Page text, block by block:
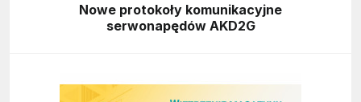
Nowe protokoły komunikacyjne
serwonapędów AKD2G